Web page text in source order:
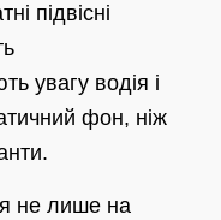
підвісні
увагу водія і
фон, ніж
не лише на